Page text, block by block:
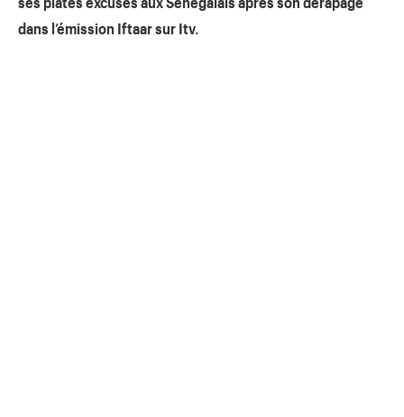
dans l’émission Iftaar sur Itv.